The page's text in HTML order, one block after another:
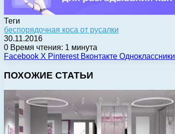
Теги
беспорядочная коса от русалки
30.11.2016
0 Время чтения: 1 минута
Facebook X Pinterest Вконтакте Одноклассники
ПОХОЖИЕ СТАТЬИ